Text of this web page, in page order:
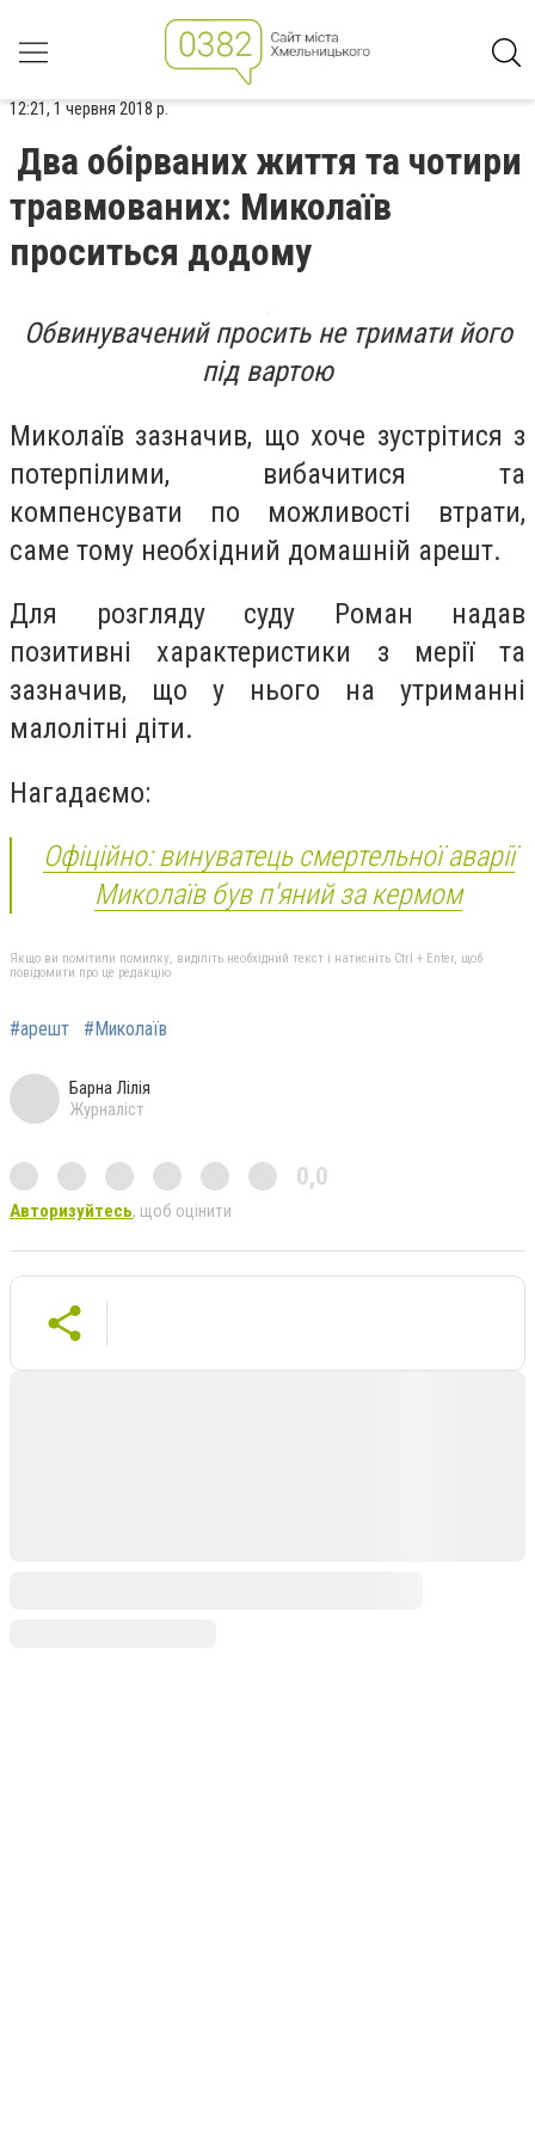
12:21, 1 червня 2018 р.
Два обірваних життя та чотири
травмованих: Миколаїв
проситься додому
Обвинувачений просить не тримати його
під вартою
Миколаїв зазначив, що хоче зустрітися з
потерпілими, вибачитися та
компенсувати по можливості втрати,
саме тому необхідний домашній арешт.
Для розгляду суду Роман надав
позитивні характеристики з мерії та
зазначив, що у нього на утриманні
малолітні діти.
Нагадаємо:
Офіційно: винуватець смертельної аварії
Миколаїв був п'яний за кермом
Якщо ви помітили помилку, виділіть необхідний текст і натисніть Ctrl + Enter, щоб
повідомити про це редакцію
#арешт #Миколаїв
Барна Лілія
Журналіст
0,0
Авторизуйтесь, щоб оцінити